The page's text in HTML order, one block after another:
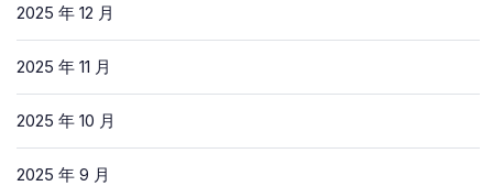
2025 年 12 月
2025 年 11 月
2025 年 10 月
2025 年 9 月